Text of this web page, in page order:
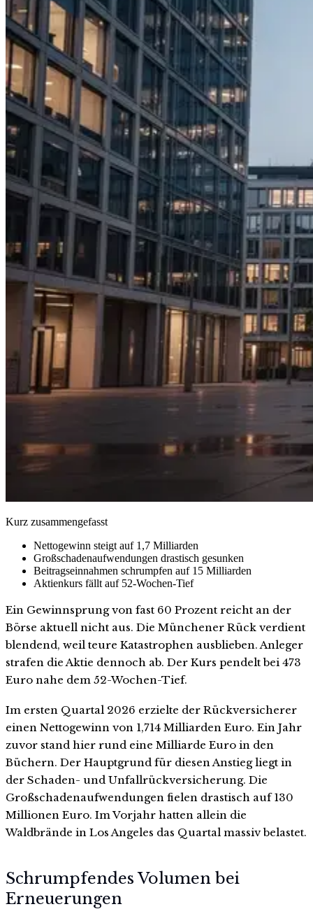
Kurz zusammengefasst
Nettogewinn steigt auf 1,7 Milliarden
Großschadenaufwendungen drastisch gesunken
Beitragseinnahmen schrumpfen auf 15 Milliarden
Aktienkurs fällt auf 52-Wochen-Tief
Ein Gewinnsprung von fast 60 Prozent reicht an der
Börse aktuell nicht aus. Die Münchener Rück verdient
blendend, weil teure Katastrophen ausblieben. Anleger
strafen die Aktie dennoch ab. Der Kurs pendelt bei 473
Euro nahe dem 52-Wochen-Tief.
Im ersten Quartal 2026 erzielte der Rückversicherer
einen Nettogewinn von 1,714 Milliarden Euro. Ein Jahr
zuvor stand hier rund eine Milliarde Euro in den
Büchern. Der Hauptgrund für diesen Anstieg liegt in
der Schaden- und Unfallrückversicherung. Die
Großschadenaufwendungen fielen drastisch auf 130
Millionen Euro. Im Vorjahr hatten allein die
Waldbrände in Los Angeles das Quartal massiv belastet.
Schrumpfendes Volumen bei
Erneuerungen